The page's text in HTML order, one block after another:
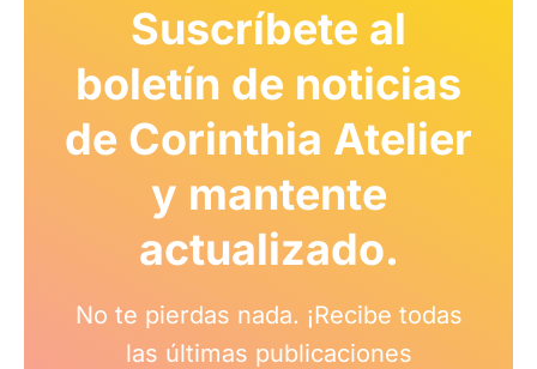
Suscríbete al
boletín de noticias
de Corinthia Atelier
y mantente
actualizado.
No te pierdas nada. ¡Recibe todas
las últimas publicaciones